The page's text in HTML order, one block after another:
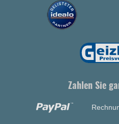
Zahlen Sie